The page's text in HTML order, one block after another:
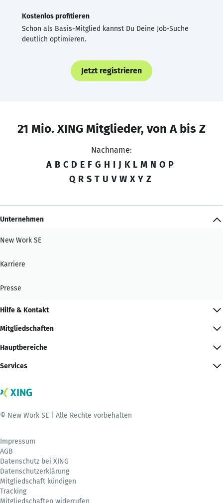
Kostenlos profitieren
Schon als Basis-Mitglied kannst Du Deine Job-Suche
deutlich optimieren.
Jetzt registrieren
21 Mio. XING Mitglieder, von A bis Z
Nachname:
A B C D E F G H I J K L M N O P
Q R S T U V W X Y Z
Unternehmen
New Work SE
Karriere
Presse
Hilfe & Kontakt
Mitgliedschaften
Hauptbereiche
Services
© New Work SE | Alle Rechte vorbehalten
Impressum
AGB
Datenschutz bei XING
Datenschutzerklärung
Mitgliedschaft kündigen
Tracking
Mitgliedschaften widerrufen